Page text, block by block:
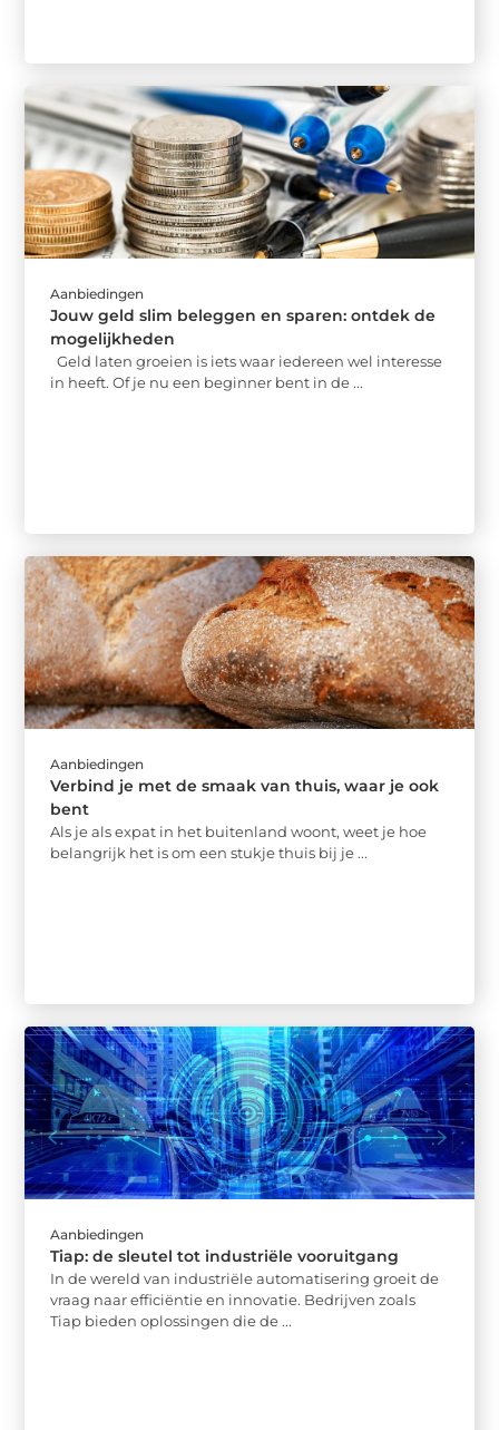
Aanbiedingen
Jouw geld slim beleggen en sparen: ontdek de
mogelijkheden
Geld laten groeien is iets waar iedereen wel interesse
in heeft. Of je nu een beginner bent in de ...
Aanbiedingen
Verbind je met de smaak van thuis, waar je ook
bent
Als je als expat in het buitenland woont, weet je hoe
belangrijk het is om een stukje thuis bij je ...
Aanbiedingen
Tiap: de sleutel tot industriële vooruitgang
In de wereld van industriële automatisering groeit de
vraag naar efficiëntie en innovatie. Bedrijven zoals
Tiap bieden oplossingen die de ...